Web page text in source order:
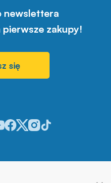
newslettera
zakupy!
się
nasz profil w serwisie
Odwiedź nasz profil w serwisie
Odwiedź nasz profil w
Odwiedź nasz profil w
Odwiedź nasz profil